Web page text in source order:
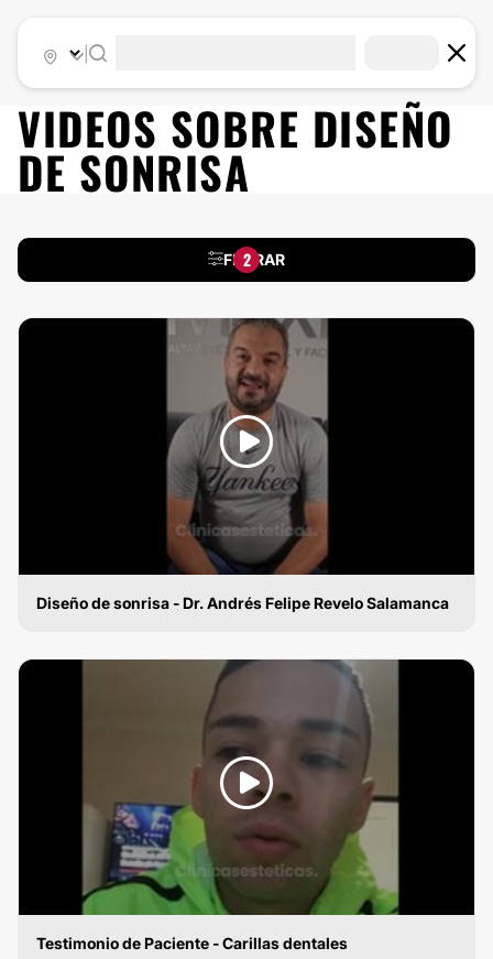
VIDEOS SOBRE DISEÑO
DE SONRISA
FILTRAR
2
Diseño de sonrisa - Dr. Andrés Felipe Revelo Salamanca
Testimonio de Paciente - Carillas dentales